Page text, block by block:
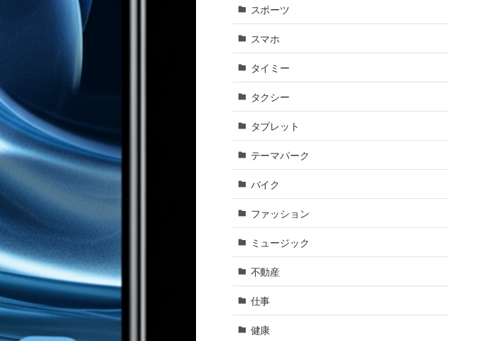
スポーツ
スマホ
タイミー
タクシー
タブレット
テーマパーク
バイク
ファッション
ミュージック
不動産
仕事
健康